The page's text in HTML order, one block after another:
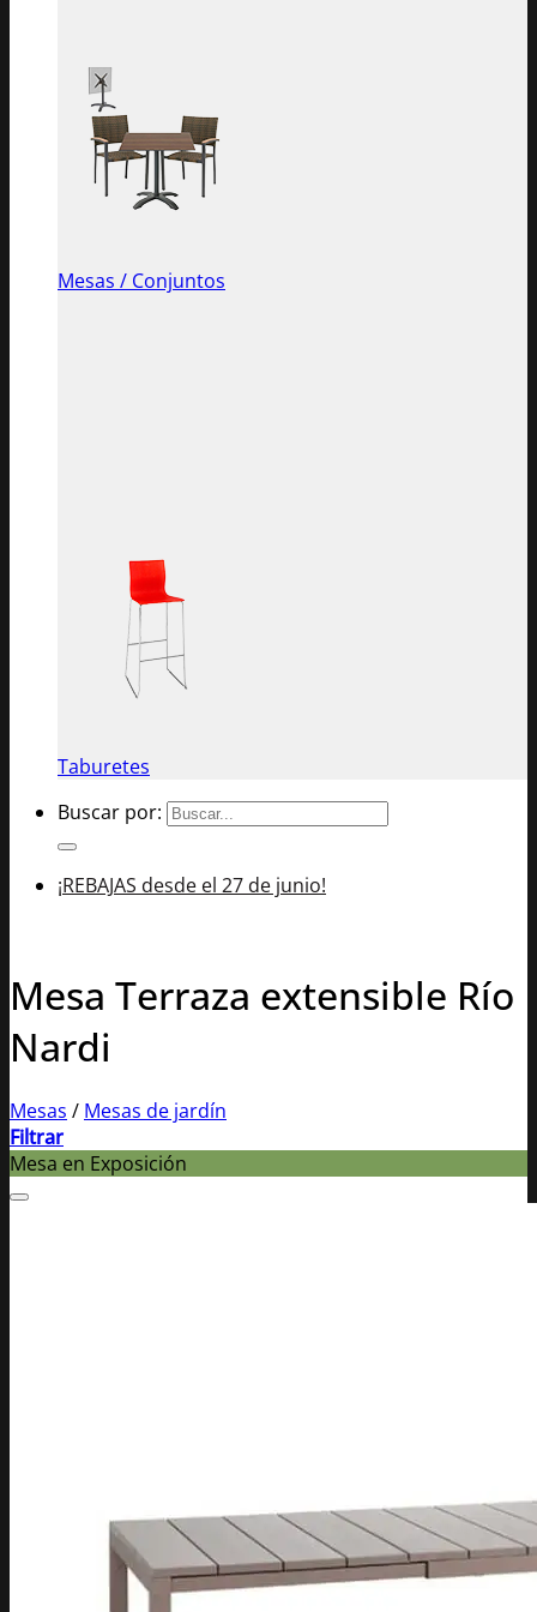
Mesas / Conjuntos
Taburetes
Buscar por:
¡REBAJAS desde el 27 de junio!
Mesa Terraza extensible Río
Nardi
Mesas / Mesas de jardín
Filtrar
Mesa en Exposición